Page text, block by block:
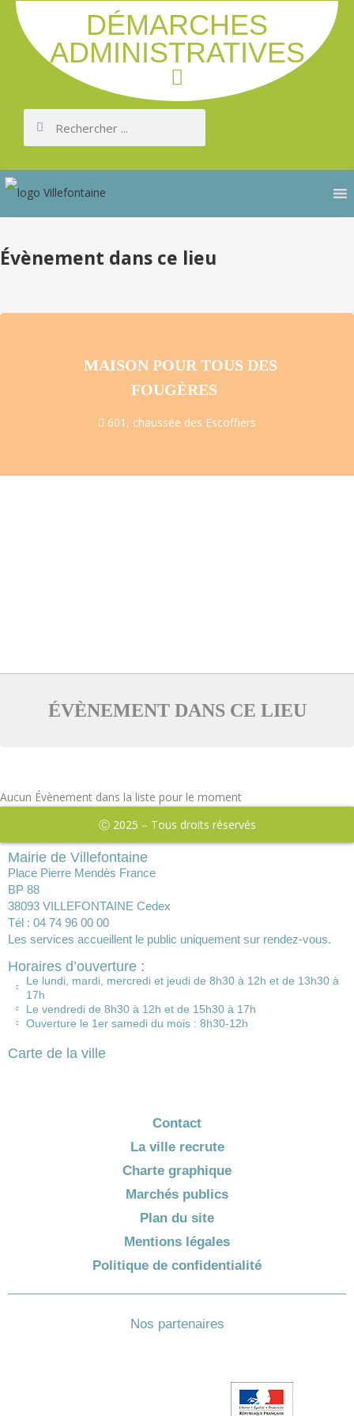
DÉMARCHES
ADMINISTRATIVES
Évènement dans ce lieu
MAISON POUR TOUS DES
FOUGÈRES
601, chaussée des Escoffiers
ÉVÈNEMENT DANS CE LIEU
Aucun Évènement dans la liste pour le moment
Ⓒ 2025 – Tous droits réservés
Mairie de Villefontaine
Place Pierre Mendès France
BP 88
38093 VILLEFONTAINE Cedex
Tél : 04 74 96 00 00
Les services accueillent le public uniquement sur rendez-vous.
Horaires d’ouverture :
Le lundi, mardi, mercredi et jeudi de 8h30 à 12h et de 13h30 à
17h
Le vendredi de 8h30 à 12h et de 15h30 à 17h
Ouverture le 1er samedi du mois : 8h30-12h
Carte de la ville
Contact
La ville recrute
Charte graphique
Marchés publics
Plan du site
Mentions légales
Politique de confidentialité
Nos partenaires